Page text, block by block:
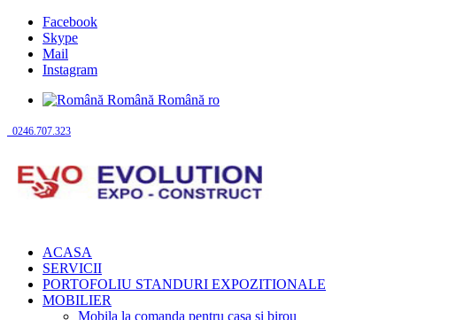
Facebook
Skype
Mail
Instagram
Română Română ro
0246.707.323
ACASA
SERVICII
PORTOFOLIU STANDURI EXPOZITIONALE
MOBILIER
Mobila la comanda pentru casa si birou